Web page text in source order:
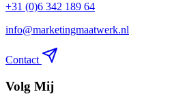
+31 (0)6 342 189 64
info@marketingmaatwerk.nl
Contact
Volg Mij